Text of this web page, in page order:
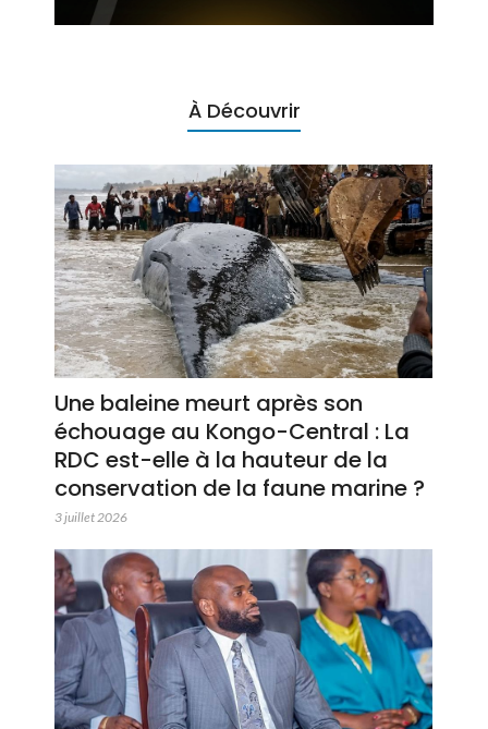
À Découvrir
Une baleine meurt après son
échouage au Kongo-Central : La
RDC est-elle à la hauteur de la
conservation de la faune marine ?
3 juillet 2026